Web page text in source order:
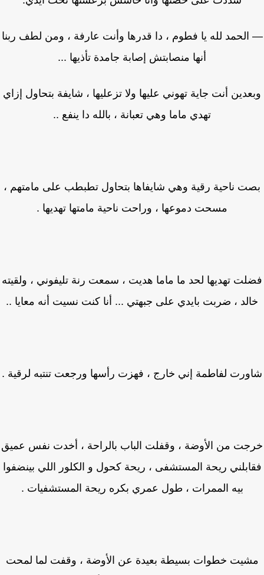
لله يا فطوم ، دا قدرها وأنت عارفة ، ومن لطف ربنا
أنها منصابتش إصابة جامدة تأذيها ...
أنت جاية تهوني عليها ولا تزعليها ، شايفة بتحاول إزاي
تهدي ماما وهي تعبانة ، بالله دا ينفع ..
ناحية رقية وهي شايفاها بتحاول تطبطب على مامتهم ،
مسحت دموعها ، وراحت ناحية مامتها تهديها .
تهديها لحد ما ماما هديت ، سمعت رنة تليفوني ، ولقيته
، ضربت بايدي على جبهتي ... أنا كنت نسيت أنه معايا ..
لفاطمة إني خارج ، فهزت رأسها ورجعت تنتبه لرقية .
من الأوضة ، وقفلت الباب بالراحة ، أخدت نفس عميق
ريحة المستشفى ، ريحة كحول و الكلور اللي بينضفوا
بيه الممرات ، طول عمري بكره ريحة المستشفيات .
خطوات بسيطة بعيدة عن الأوضة ، وقفت لما لمحت